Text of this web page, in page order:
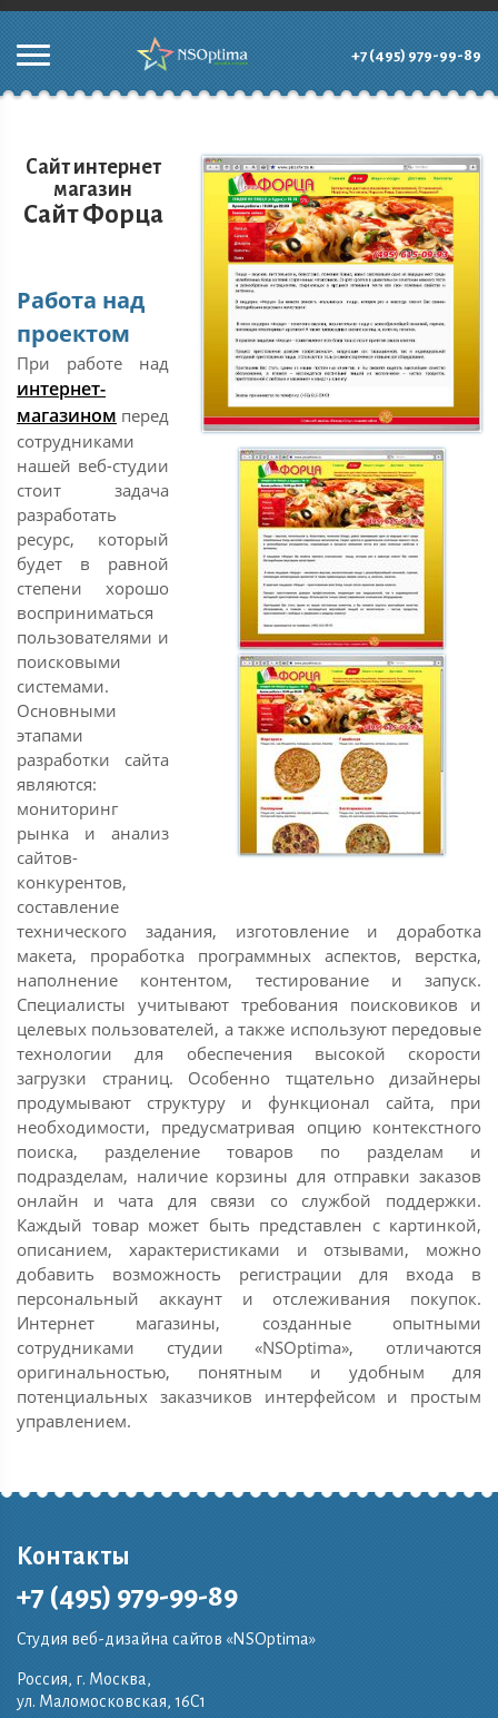
+7 (495) 979-99-89
Сайт интернет
магазин
Сайт Форца
Работа над
проектом
При работе над
интернет-
магазином перед
сотрудниками
нашей веб-студии
стоит задача
разработать
ресурс, который
будет в равной
степени хорошо
восприниматься
пользователями и
поисковыми
системами.
Основными
этапами
разработки сайта
являются:
мониторинг
рынка и анализ
сайтов-
конкурентов,
составление
технического задания, изготовление и доработка
макета, проработка программных аспектов, верстка,
наполнение контентом, тестирование и запуск.
Специалисты учитывают требования поисковиков и
целевых пользователей, а также используют передовые
технологии для обеспечения высокой скорости
загрузки страниц. Особенно тщательно дизайнеры
продумывают структуру и функционал сайта, при
необходимости, предусматривая опцию контекстного
поиска, разделение товаров по разделам и
подразделам, наличие корзины для отправки заказов
онлайн и чата для связи со службой поддержки.
Каждый товар может быть представлен с картинкой,
описанием, характеристиками и отзывами, можно
добавить возможность регистрации для входа в
персональный аккаунт и отслеживания покупок.
Интернет магазины, созданные опытными
сотрудниками студии «NSOptima», отличаются
оригинальностью, понятным и удобным для
потенциальных заказчиков интерфейсом и простым
управлением.
Контакты
+7 (495) 979-99-89
Студия веб-дизайна сайтов «NSOptima»
Россия, г. Москва,
ул. Маломосковская, 16C1